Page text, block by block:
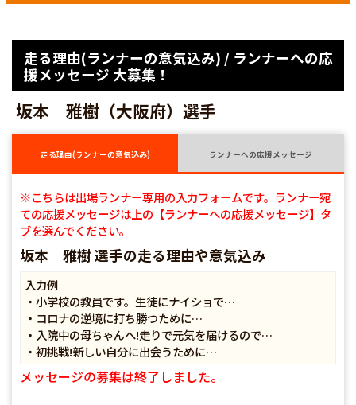
走る理由(ランナーの意気込み) / ランナーへの応
援メッセージ 大募集！
坂本 雅樹（大阪府）選手
走る理由(ランナーの意気込み) ランナーへの応援メッセージ
※こちらは出場ランナー専用の入力フォームです。ランナー宛
ての応援メッセージは上の【ランナーへの応援メッセージ】タ
ブを選んでください。
坂本 雅樹 選手の走る理由や意気込み
入力例
・小学校の教員です。生徒にナイショで…
・コロナの逆境に打ち勝つために…
・入院中の母ちゃんへ!走りで元気を届けるので…
・初挑戦!新しい自分に出会うために…
メッセージの募集は終了しました。